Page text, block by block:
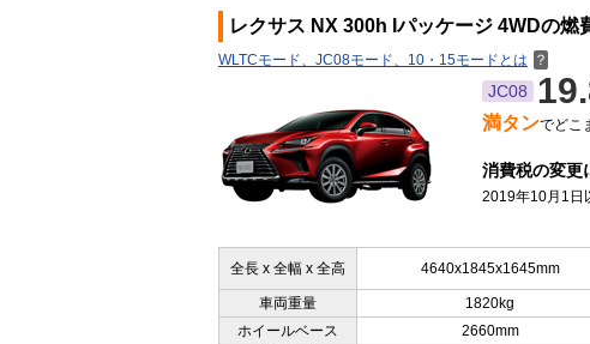
レクサス NX 300h Iパッケージ 4WDの燃
WLTCモード、JC08モード、10・15モードとは ？
JC08
満タンでどこ
消費税の変更
2019年10月1日
全長 x 全幅 x 全高 4640x1845x1645mm
車両重量 1820kg
ホイールベース
2660mm